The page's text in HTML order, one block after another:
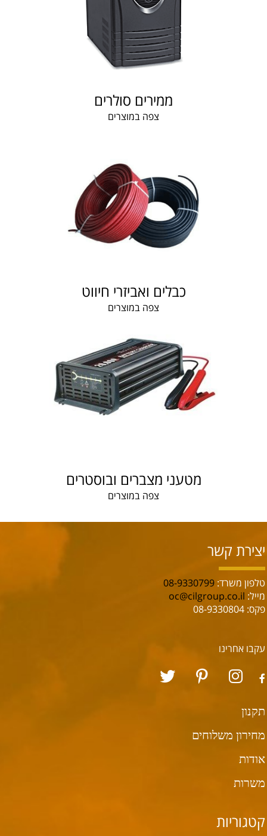
ממירים סולרים
צפה במוצרים
כבלים ואביזרי חיווט
צפה במוצרים
מטעני מצברים ובוסטרים
צפה במוצרים
יצירת קשר
טלפון משרד: 08-9330799
מייל: oc@cilgroup.co.il
פקס: 08-9330804
עקבו אחרינו
תקנון
מחירון משלוחים
אודות
משרות
קטגוריות